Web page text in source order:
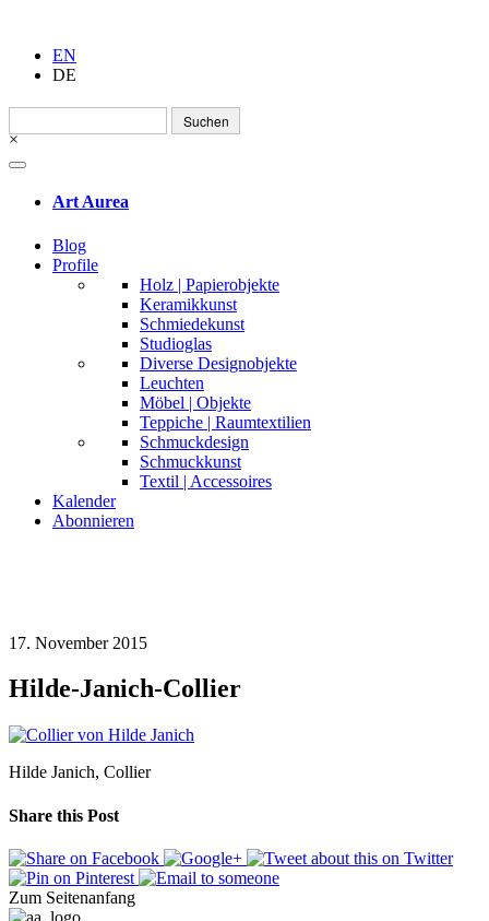
EN
DE
Suchen
nach:
×
Art Aurea
Blog
Profile
Holz | Papierobjekte
Keramikkunst
Schmiedekunst
Studioglas
Diverse Designobjekte
Leuchten
Möbel | Objekte
Teppiche | Raumtextilien
Schmuckdesign
Schmuckkunst
Textil | Accessoires
Kalender
Abonnieren
17. November 2015
Hilde-Janich-Collier
Hilde Janich, Collier
Share this Post
Zum Seitenanfang